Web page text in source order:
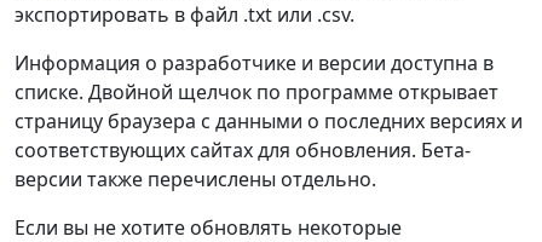
экспортировать в файл .txt или .csv.
Информация о разработчике и версии доступна в
списке. Двойной щелчок по программе открывает
страницу браузера с данными о последних версиях и
соответствующих сайтах для обновления. Бета-
версии также перечислены отдельно.
Если вы не хотите обновлять некоторые